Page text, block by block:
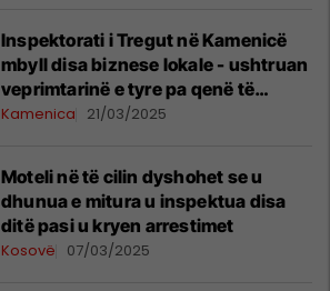
Inspektorati i Tregut në Kamenicë
mbyll disa biznese lokale - ushtruan
veprimtarinë e tyre pa qenë të
regjistruara si të tilla
Kamenica 21/03/2025
Moteli në të cilin dyshohet se u
dhunua e mitura u inspektua disa
ditë pasi u kryen arrestimet
Kosovë 07/03/2025